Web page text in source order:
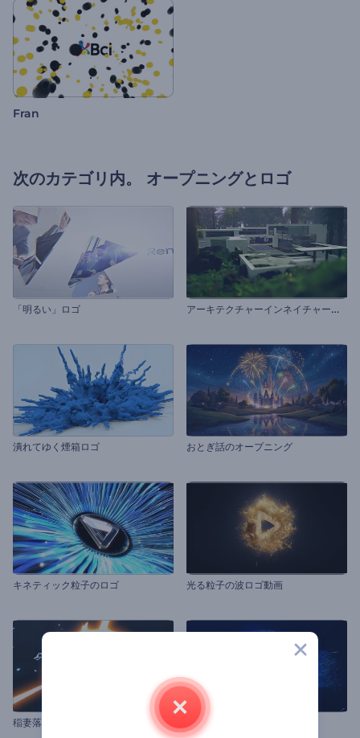
Fran
次のカテゴリ内。 オープニングとロゴ
「明るい」ロゴ ア
ーキテクチャーインネイチャーロゴ
潰れてゆく煙箱ロゴ おとぎ話のオープニング
キネティック粒子のロゴ 光る粒子の波ロゴ動画
稲妻落雷ロゴ・動画 敏速な微粒子波ロゴ